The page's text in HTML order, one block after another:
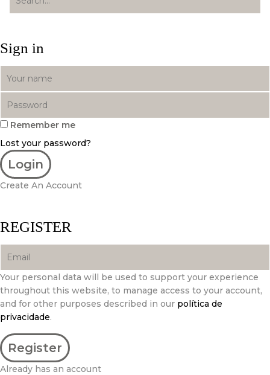
Sign in
Remember me
Lost your password?
Create An Account
REGISTER
Your personal data will be used to support your experience
throughout this website, to manage access to your account,
and for other purposes described in our política de
privacidade.
Already has an account